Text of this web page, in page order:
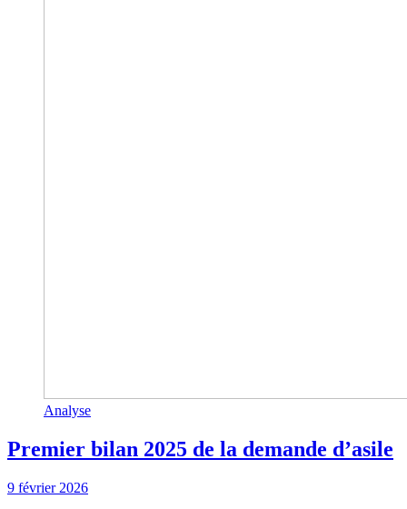
Analyse
Premier bilan 2025 de la demande d’asile
9 février 2026